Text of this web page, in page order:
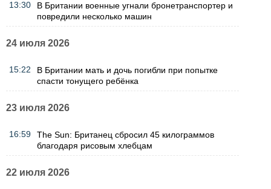
13:30
В Британии военные угнали бронетранспортер и
повредили несколько машин
24 июля 2026
15:22
В Британии мать и дочь погибли при попытке
спасти тонущего ребёнка
23 июля 2026
16:59
The Sun: Британец сбросил 45 килограммов
благодаря рисовым хлебцам
22 июля 2026